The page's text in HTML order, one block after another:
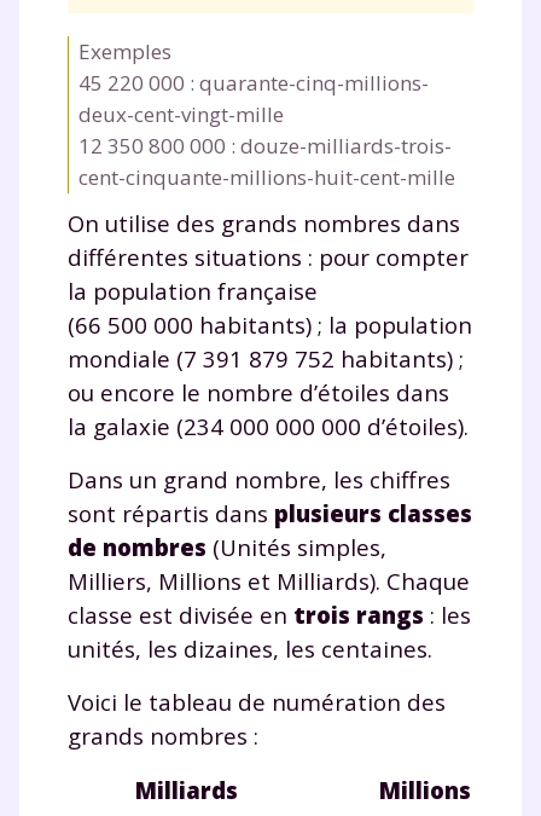
Exemples
45 220 000 : quarante-cinq-millions-
deux-cent-vingt-mille
1 2 350 800 000 : douze-milliards-trois-
cent-cinquante-millions-huit-cent-mille
On utilise des grands nombres dans
différentes situations : pour compter
la population française
(66 500 000 habitants) ; la population
mondiale (7 391 879 752 habitants) ;
ou encore le nombre d’étoiles dans
la galaxie (234 000 000 000 d’étoiles).
Dans un grand nombre, les chiffres
sont répartis dans plusieurs classes
de nombres (Unités simples,
Milliers, Millions et Milliards). Chaque
classe est divisée en trois rangs : les
unités, les dizaines, les centaines.
Voici le tableau de numération des
grands nombres :
Milliards
Millions